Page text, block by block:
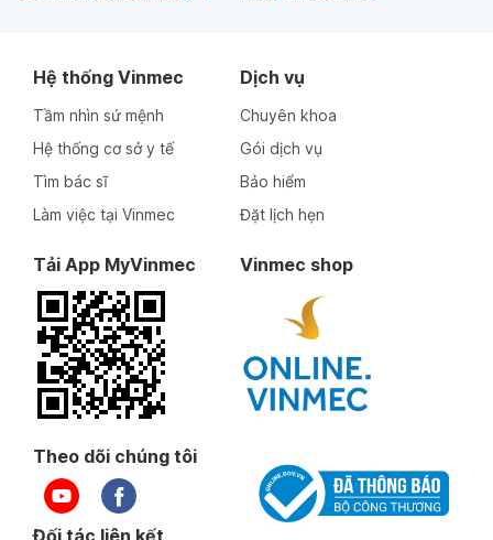
Hệ thống Vinmec
Tầm nhìn sứ mệnh
Hệ thống cơ sở y tế
Tìm bác sĩ
Làm việc tại Vinmec
Dịch vụ
Chuyên khoa
Gói dịch vụ
Bảo hiểm
Đặt lịch hẹn
Tải App MyVinmec Vinmec shop
Theo dõi chúng tôi
Đối tác liên kết